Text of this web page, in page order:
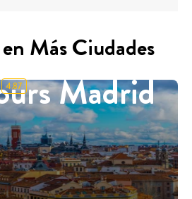
Más Ciudades
Madrid
4.87